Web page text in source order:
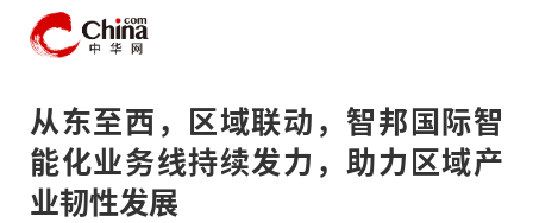
从东至西，区域联动，智邦国际智
能化业务线持续发力，助力区域产
业韧性发展